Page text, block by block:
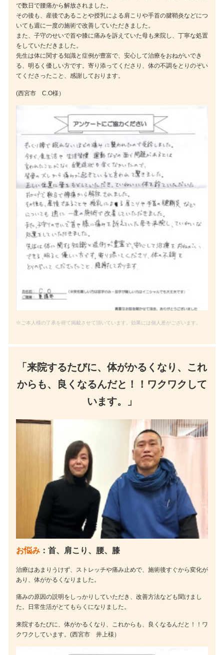
で数日で腰痛から解放されました。
その後も、産後であることや授乳による肩こりや手首の腱鞘炎などにつ
いても週に一度の施術で改善していただきました。
また、子守のせいで首や膝に痛みを訴えていた母も来院し、丁寧な処置
をしていただきました。
先生は体に関する知識と症例が豊富で、安心して治療をおねがいでき
る、明るく優しい方です。寄り添ってくださり、体の不調をとりのぞい
てくださったこと、感謝しております。
(西宮市 C.O様）
※ご本人様の了承を得て掲載させて頂いています。効果には個人差がございます。
「来院するたびに、体がかるくなり、これ
からも、良くなるんだと！！ワクワクして
います。」
お悩み ：首、肩こり、腰、膝
治療はあまりうけず、ストレッチや痛み止めで、施術後すぐから変化が
あり、体がかるくなりました。
痛みの原因の説明をしっかりしていただき、改善方法なども聞けまし
た。日常生活がとてもらくになりました。
来院するたびに、体がかるくなり、これからも、良くなるんだと！！ワ
クワクしています。(西宮市 井上様）